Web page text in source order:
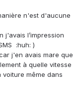
n'est d'aucune
j'avais l’impression
:huh: )
j'en avais mare que
à quelle vitesse
même dans